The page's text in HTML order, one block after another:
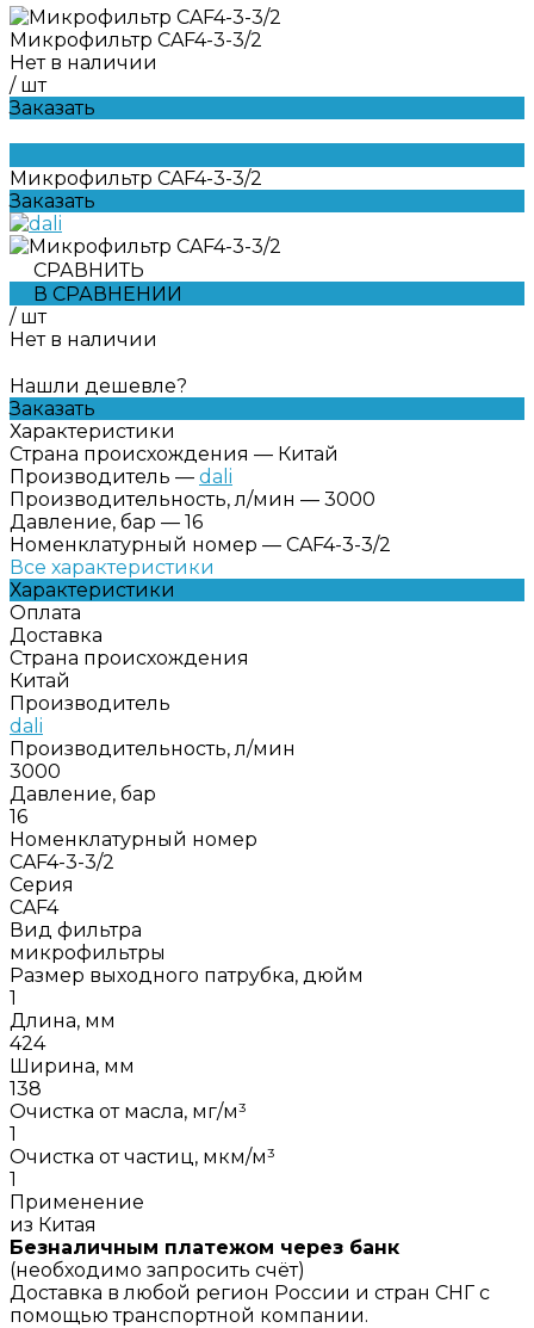
Микрофильтр CAF4-3-3/2
Нет в наличии
/ шт
Заказать
Микрофильтр CAF4-3-3/2
Заказать
СРАВНИТЬ
В СРАВНЕНИИ
/ шт
Нет в наличии
Нашли дешевле?
Заказать
Характеристики
Страна происхождения — Китай
Производитель — dali
Производительность, л/мин — 3000
Давление, бар — 16
Номенклатурный номер — CAF4-3-3/2
Все характеристики
Характеристики
Оплата
Доставка
Страна происхождения
Китай
Производитель
dali
Производительность, л/мин
3000
Давление, бар
16
Номенклатурный номер
CAF4-3-3/2
Серия
CAF4
Вид фильтра
микрофильтры
Размер выходного патрубка, дюйм
1
Длина, мм
424
Ширина, мм
138
Очистка от масла, мг/м³
1
Очистка от частиц, мкм/м³
1
Применение
из Китая
Безналичным платежом через банк
(необходимо запросить счёт)
Доставка в любой регион России и стран СНГ с
помощью транспортной компании.